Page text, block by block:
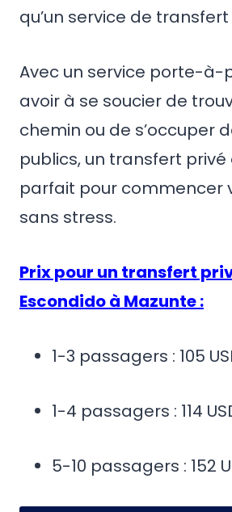
qu’un service de transfert
Avec un service porte-à-
avoir à se soucier de
chemin ou de s’occuper
publics, un transfert
parfait pour commencer
sans stress.
Prix pour un transfert
Escondido à Mazunte :
1-3 passagers : 105
1-4 passagers : 114
5-10 passagers : 152